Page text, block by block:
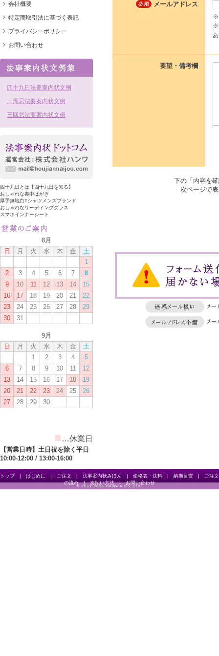
会社概要
特定商取引法に基づく表記
プライバシーポリシー
お問い合わせ
四十九日法要案内状文例
一周忌法要案内状文例
三回忌法要案内状文例
四十九日とは【四十九日を知る】
おしゃれな喪中はがき
厚手無地白Tシャツメンズブランド
おしゃれなリーディンググラス
スマホインナーシート
■ …休業日
【営業日時】土日祝を除く平日
10:00-12:00 / 13:00-16:00
メールアドレス
※
※
要望・備考欄
下の「内容を
次ページで
トップ| はじめに | ご注文 | 法事案内状みほん | 価格表・送料 | 納期目安 |
ご注文
の流れ|支払い方法|お問い合わせ
© 2012-2025 HANWA Co.,Ltd.